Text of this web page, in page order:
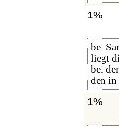
1%
bei
liegt
bei
den in
1%